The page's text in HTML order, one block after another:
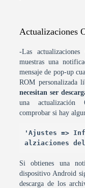
Actualizaciones
-Las
muestras una
mensaje de pop-up
ROM personalizada
necesitan ser
una actualización
comprobar si hay
'Ajustes =>
alziaciones
Si obtienes una
dispositivo Android
descarga de los